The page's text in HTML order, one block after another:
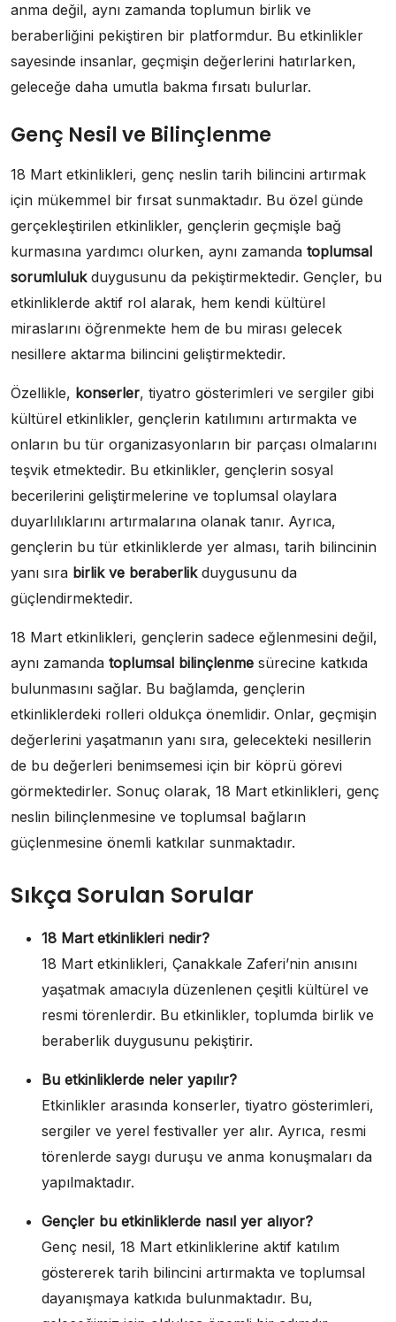
anma değil, aynı zamanda toplumun birlik ve
beraberliğini pekiştiren bir platformdur. Bu etkinlikler
sayesinde insanlar, geçmişin değerlerini hatırlarken,
geleceğe daha umutla bakma fırsatı bulurlar.
Genç Nesil ve Bilinçlenme
18 Mart etkinlikleri, genç neslin tarih bilincini artırmak
için mükemmel bir fırsat sunmaktadır. Bu özel günde
gerçekleştirilen etkinlikler, gençlerin geçmişle bağ
kurmasına yardımcı olurken, aynı zamanda toplumsal
sorumlulukduygusunu da pekiştirmektedir. Gençler, bu
etkinliklerde aktif rol alarak, hem kendi kültürel
miraslarını öğrenmekte hem de bu mirası gelecek
nesillere aktarma bilincini geliştirmektedir.
Özellikle, konserler, tiyatro gösterimleri ve sergiler gibi
kültürel etkinlikler, gençlerin katılımını artırmakta ve
onların bu tür organizasyonların bir parçası olmalarını
teşvik etmektedir. Bu etkinlikler, gençlerin sosyal
becerilerini geliştirmelerine ve toplumsal olaylara
duyarlılıklarını artırmalarına olanak tanır. Ayrıca,
gençlerin bu tür etkinliklerde yer alması, tarih bilincinin
yanı sıra birlik ve beraberlikduygusunu da
güçlendirmektedir.
18 Mart etkinlikleri, gençlerin sadece eğlenmesini değil,
aynı zamanda toplumsal bilinçlenme sürecine katkıda
bulunmasını sağlar. Bu bağlamda, gençlerin
etkinliklerdeki rolleri oldukça önemlidir. Onlar, geçmişin
değerlerini yaşatmanın yanı sıra, gelecekteki nesillerin
de bu değerleri benimsemesi için bir köprü görevi
görmektedirler. Sonuç olarak, 18 Mart etkinlikleri, genç
neslin bilinçlenmesine ve toplumsal bağların
güçlenmesine önemli katkılar sunmaktadır.
Sıkça Sorulan Sorular
18 Mart etkinlikleri nedir?
18 Mart etkinlikleri, Çanakkale Zaferi’nin anısını
yaşatmak amacıyla düzenlenen çeşitli kültürel ve
resmi törenlerdir. Bu etkinlikler, toplumda birlik ve
beraberlik duygusunu pekiştirir.
Bu etkinliklerde neler yapılır?
Etkinlikler arasında konserler, tiyatro gösterimleri,
sergiler ve yerel festivaller yer alır. Ayrıca, resmi
törenlerde saygı duruşu ve anma konuşmaları da
yapılmaktadır.
Gençler bu etkinliklerde nasıl yer alıyor?
Genç nesil, 18 Mart etkinliklerine aktif katılım
göstererek tarih bilincini artırmakta ve toplumsal
dayanışmaya katkıda bulunmaktadır. Bu,